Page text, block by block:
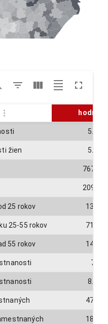
hodnota
5.4
žien 5.2
76798
20957
25 rokov 13.8
25-55 rokov 71.4
55 rokov 14.9
7
8.5
47.9
18.3